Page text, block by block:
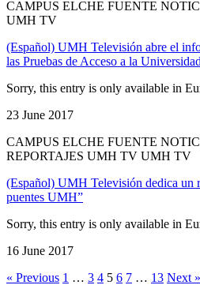
CAMPUS ELCHE FUENTE
UMH TV
(Español) UMH Televisión abre el
las Pruebas de Acceso a la
Sorry, this entry is only available in
23 June 2017
CAMPUS ELCHE FUENTE
REPORTAJES UMH TV UMH TV
(Español) UMH Televisión dedica un
puentes UMH”
Sorry, this entry is only available in
16 June 2017
« Previous 1 … 3 4 5 6 7 … 13 Next »